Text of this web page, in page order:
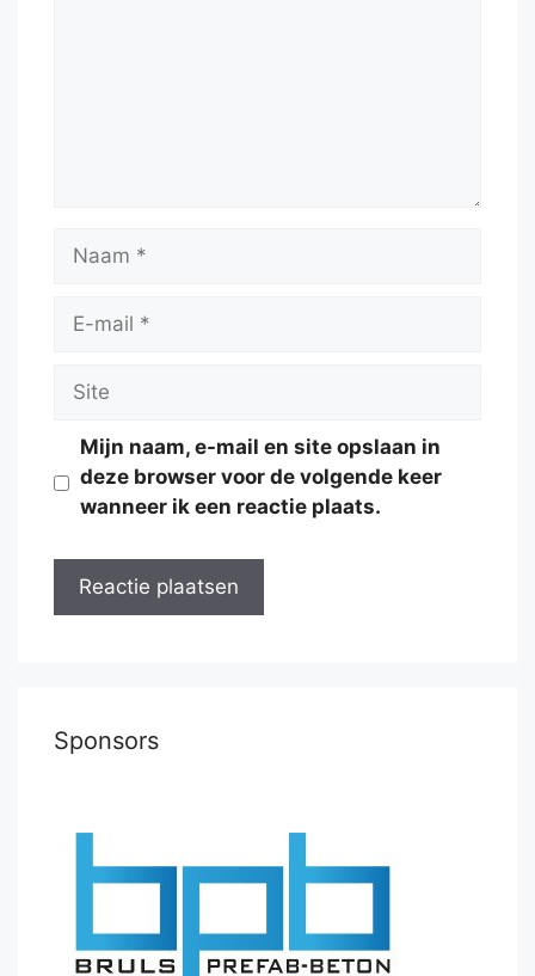
Naam
Site
Mijn naam, e-mail en site opslaan in
deze browser voor de volgende keer
wanneer ik een reactie plaats.
Sponsors